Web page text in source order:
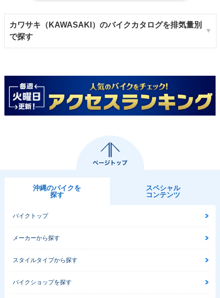
カワサキ（KAWASAKI）のバイクカタログを排気量別
で探す
沖縄のバイクを
探す
スペシャル
コンテンツ
バイクトップ
メーカーから探す
スタイルタイプから探す
バイクショップを探す